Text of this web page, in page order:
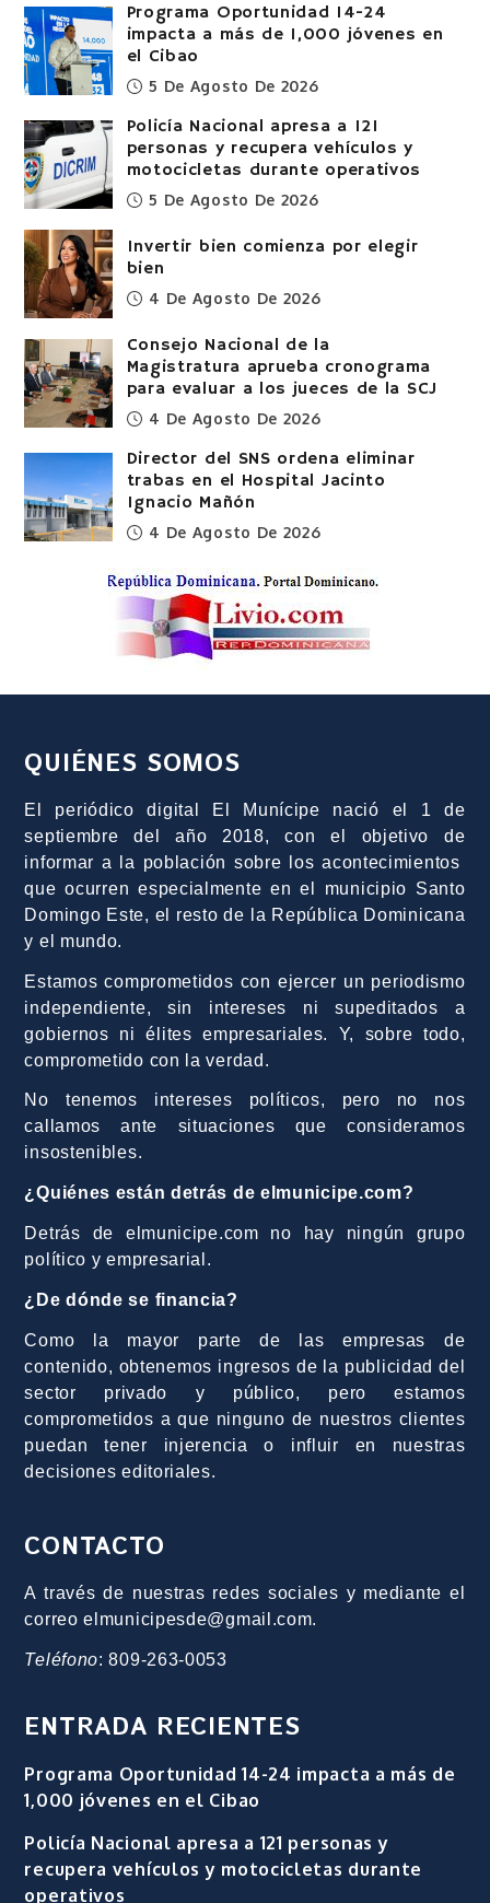
Programa Oportunidad 14-24
impacta a más de 1,000 jóvenes en
el Cibao
5 De Agosto De 2026
Policía Nacional apresa a 121
personas y recupera vehículos y
motocicletas durante operativos
5 De Agosto De 2026
Invertir bien comienza por elegir
bien
4 De Agosto De 2026
Consejo Nacional de la
Magistratura aprueba cronograma
para evaluar a los jueces de la SCJ
4 De Agosto De 2026
Director del SNS ordena eliminar
trabas en el Hospital Jacinto
Ignacio Mañón
4 De Agosto De 2026
QUIÉNES SOMOS
El periódico digital El Munícipe nació el 1 de
septiembre del año 2018, con el objetivo de
informar a la población sobre los acontecimientos
que ocurren especialmente en el municipio Santo
Domingo Este, el resto de la República Dominicana
y el mundo.
Estamos comprometidos con ejercer un periodismo
independiente, sin intereses ni supeditados a
gobiernos ni élites empresariales. Y, sobre todo,
comprometido con la verdad.
No tenemos intereses políticos, pero no nos
callamos ante situaciones que consideramos
insostenibles.
¿Quiénes están detrás de elmunicipe.com?
Detrás de elmunicipe.com no hay ningún grupo
político y empresarial.
¿De dónde se financia?
Como la mayor parte de las empresas de
contenido, obtenemos ingresos de la publicidad del
sector privado y público, pero estamos
comprometidos a que ninguno de nuestros clientes
puedan tener injerencia o influir en nuestras
decisiones editoriales.
CONTACTO
A través de nuestras redes sociales y mediante el
correo elmunicipesde@gmail.com.
Teléfono: 809-263-0053
ENTRADA RECIENTES
Programa Oportunidad 14-24 impacta a más de
1,000 jóvenes en el Cibao
Policía Nacional apresa a 121 personas y
recupera vehículos y motocicletas durante
operativos